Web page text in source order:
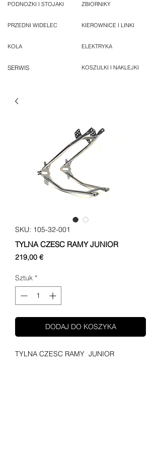
PODNOZKI I STOJAKI
PRZEDNI WIDELEC
KOLA
SERWIS
ZBIORNIKY
KIEROWNICE I LINKI
ELEKTRYKA
KOSZULKI I NAKLEJKI
SKU: 105-32-001
TYLNA CZESC RAMY JUNIOR
219,00 €Cena
Sztuk *
DODAJ DO KOSZYKA
TYLNA CZESC RAMY JUNIOR